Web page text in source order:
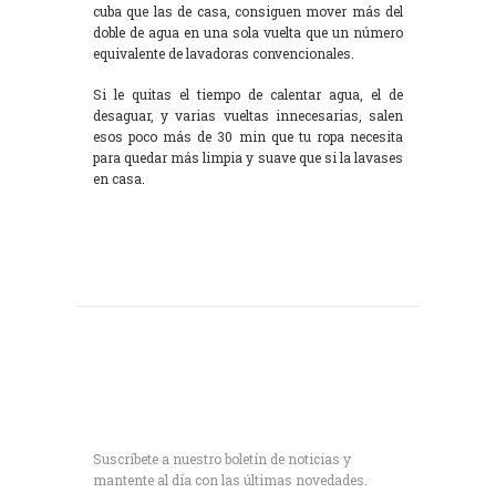
cuba que las de casa, consiguen mover más del
doble de agua en una sola vuelta que un número
equivalente de lavadoras convencionales.
Si le quitas el tiempo de calentar agua, el de
desaguar, y varias vueltas innecesarias, salen
esos poco más de 30 min que tu ropa necesita
para quedar más limpia y suave que si la lavases
en casa.
Suscríbete a nuestro boletín de noticias y
mantente al día con las últimas novedades.